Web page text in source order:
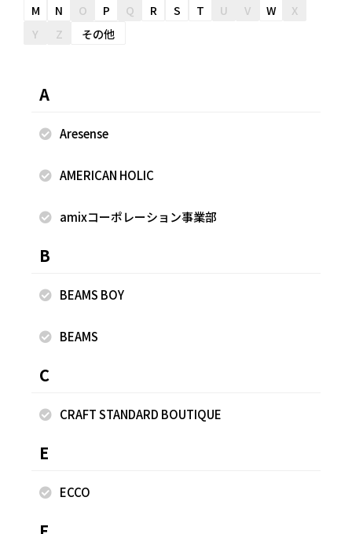
＝＝＝＝＝＝＝＝＝＝＝＝＝＝＝＝＝＝ ※掲載画像の商品の
なる場合がございます。 ★フリークス ストアを運営するデ
のリンクから最新情報配信！是非お友達追加お願いしま
着用商品
M
N O P Q R S T U V W
X
Y
Z その他
A
Aresense
AMERICAN HOLIC
amixコーポレーション事業部
B
BEAMS BOY
BEAMS
C
CRAFT STANDARD BOUTIQUE
E
ECCO